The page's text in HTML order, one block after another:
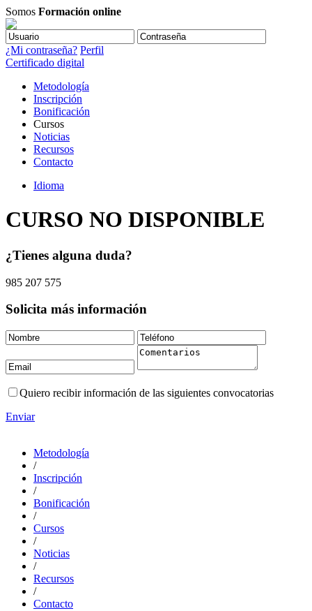
Somos Formación online
¿Mi contraseña? Perfil
Certificado digital
Metodología
Inscripción
Bonificación
Cursos
Noticias
Recursos
Contacto
Idioma
CURSO NO DISPONIBLE
¿Tienes alguna duda?
985 207 575
Solicita más información
Quiero recibir información de las siguientes convocatorias
Enviar
Metodología
/
Inscripción
/
Bonificación
/
Cursos
/
Noticias
/
Recursos
/
Contacto